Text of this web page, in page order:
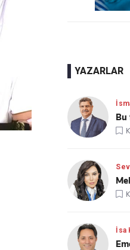
YAZARLAR
Bu
İsa